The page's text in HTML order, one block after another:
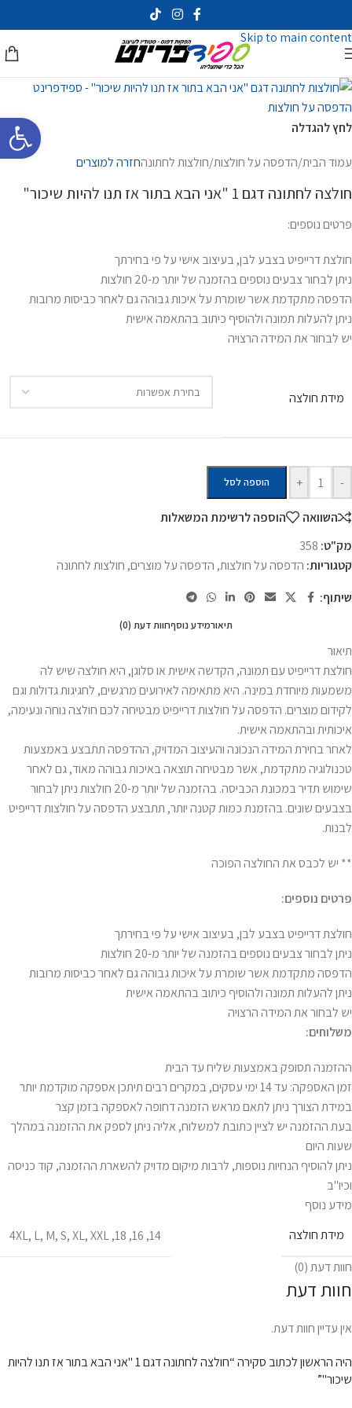
פתח
Skip to main content
לחץ להגדלה
עמוד הבית/הדפסה על חולצות/חולצות לחתונהחזרה למוצרים
חולצה לחתונה דגם 1 "אני הבא בתור אז תנו להיות שיכור"
פרטים נוספים:
חולצת דרייפיט בצבע לבן, בעיצוב אישי על פי בחירתך
ניתן לבחור צבעים נוספים בהזמנה של יותר מ-20 חולצות
הדפסה מתקדמת אשר שומרת על איכות גבוהה גם לאחר כביסות מרובות
ניתן להעלות תמונה ולהוסיף כיתוב בהתאמה אישית
יש לבחור את המידה הרצויה
מידת חולצה
-
+ הוספה לסל
השוואה
הוספה לרשימת המשאלות
מק"ט: 358
קטגוריות: הדפסה על חולצות, הדפסה על מוצרים, חולצות לחתונה
שיתוף:
תיאורמידע נוסףחוות דעת (0)
תיאור
חולצת דרייפיט עם תמונה, הקדשה אישית או סלוגן, היא חולצה שיש לה
משמעות מיוחדת במינה. היא מתאימה לאירועים מרגשים, לחגיגות גדולות וגם
לקידום מוצרים. הדפסה על חולצות דרייפיט מבטיחה לכם חולצה נוחה ונעימה,
איכותית ובהתאמה אישית.
לאחר בחירת המידה הנכונה והעיצוב המדויק, ההדפסה תתבצע באמצעות
טכנולוגיה מתקדמת, אשר מבטיחה תוצאה באיכות גבוהה מאוד, גם לאחר
שימוש תדיר במכונת הכביסה. בהזמנה של יותר מ-20 חולצות ניתן לבחור
בצבעים שונים. בהזמנת כמות קטנה יותר, תתבצע הדפסה על חולצות דרייפיט
לבנות.
** יש לכבס את החולצה הפוכה
פרטים נוספים:
חולצת דרייפיט בצבע לבן, בעיצוב אישי על פי בחירתך
ניתן לבחור צבעים נוספים בהזמנה של יותר מ-20 חולצות
הדפסה מתקדמת אשר שומרת על איכות גבוהה גם לאחר כביסות מרובות
ניתן להעלות תמונה ולהוסיף כיתוב בהתאמה אישית
יש לבחור את המידה הרצויה
משלוחים:
ההזמנה תסופק באמצעות שליח עד הבית
זמן האספקה: עד 14 ימי עסקים, במקרים רבים תיתכן אספקה מוקדמת יותר
במידת הצורך ניתן לתאם מראש הזמנה דחופה לאספקה בזמן קצר
בעת ההזמנה יש לציין כתובת למשלוח, אליה ניתן לספק את ההזמנה במהלך
שעות היום
ניתן להוסיף הנחיות נוספות, לרבות מיקום מדויק להשארת ההזמנה, קוד כניסה
וכיו"ב
מידע נוסף
מידת חולצה
14
,
16
,
18
,
4XL, L, M,S,XL,XXL
חוות דעת (0)
חוות דעת
אין עדיין חוות דעת.
היה הראשון לכתוב סקירה “חולצה לחתונה דגם 1 "אני הבא בתור אז תנו להיות
שיכור"”